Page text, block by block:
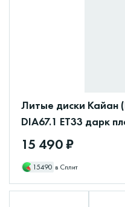
Литые диски Кайан
DIA67.1 ET33 дарк
15 490 ₽
15490 в Сплит